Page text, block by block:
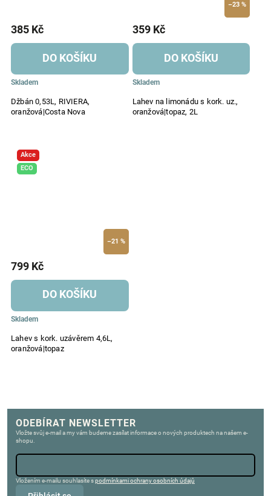
Džbán 0,53L, RIVIERA,
oranžová|Costa Nova
Skladem
385 Kč
DO KOŠÍKU
–23 %
Lahev na limonádu s kork. uz.,
oranžová|topaz, 2L
Skladem
359 Kč
DO KOŠÍKU
Akce
ECO
–21 %
Lahev s kork. uzávěrem 4,6L,
oranžová|topaz
Skladem
799 Kč
DO KOŠÍKU
ODEBÍRAT NEWSLETTER
Vložte svůj e-mail a my vám budeme zasílat informace o nových produktech na našem e-
shopu.
Vložením e-mailu souhlasíte spodmínkami ochrany osobních údajů